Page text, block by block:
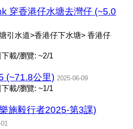
穿香港仔水塘去灣仔 (~5.0
引水道>香港仔下水塘> 香港仔
載/瀏覽: ~2/1
(~71.8公里) 2025-06-09
載/瀏覽: ~1/1
施毅行者2025-第3課)